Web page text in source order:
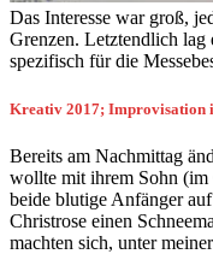
Das Interesse war groß,
Grenzen. Letztendlich lag
spezifisch für die
Kreativ 2017; Improvisation
Bereits am Nachmittag
wollte mit ihrem Sohn
beide blutige Anfänger
Christrose einen
machten sich, unter